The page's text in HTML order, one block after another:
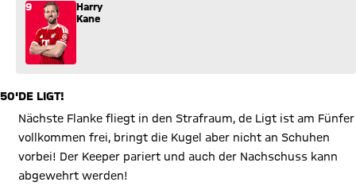
9
Harry
Kane
50'DE LIGT!
Nächste Flanke fliegt in den Strafraum, de Ligt ist am Fünfer
vollkommen frei, bringt die Kugel aber nicht an Schuhen
vorbei! Der Keeper pariert und auch der Nachschuss kann
abgewehrt werden!